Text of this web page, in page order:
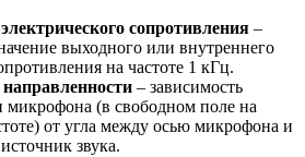
сопротивления –
выходного или внутреннего
на частоте 1 кГц.
– зависимость
микрофона (в свободном поле на
от угла между осью микрофона и
звука.